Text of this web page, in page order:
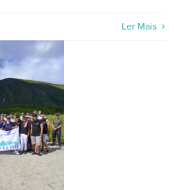
Ler Mais